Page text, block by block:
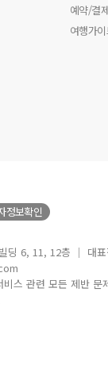
예약/결
여행가
정보확인
딩 6, 11, 12층 │
스 관련 모든 제반